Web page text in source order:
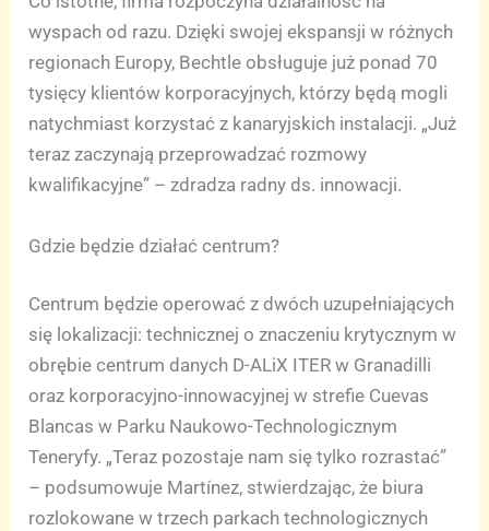
wyspach od razu. Dzięki swojej ekspansji w różnych
regionach Europy, Bechtle obsługuje już ponad 70
tysięcy klientów korporacyjnych, którzy będą mogli
natychmiast korzystać z kanaryjskich instalacji. „Już
teraz zaczynają przeprowadzać rozmowy
kwalifikacyjne” – zdradza radny ds. innowacji.
Gdzie będzie działać centrum?
Centrum będzie operować z dwóch uzupełniających
się lokalizacji: technicznej o znaczeniu krytycznym w
obrębie centrum danych D-ALiX ITER w Granadilli
oraz korporacyjno-innowacyjnej w strefie Cuevas
Blancas w Parku Naukowo-Technologicznym
Teneryfy. „Teraz pozostaje nam się tylko rozrastać”
– podsumowuje Martínez, stwierdzając, że biura
rozlokowane w trzech parkach technologicznych